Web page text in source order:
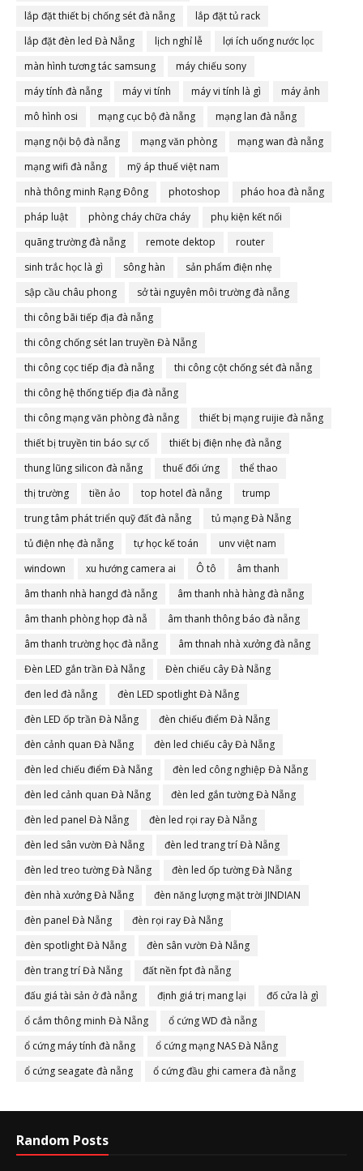
lắp đặt thiết bị chống sét đà nẵng
lắp đặt tủ rack
lắp đặt đèn led Đà Nẵng
lịch nghỉ lễ
lợi ích uống nước lọc
màn hình tương tác samsung
máy chiếu sony
máy tính đà nẵng
máy vi tính máy vi tính là gì
máy ảnh
mô hình osi
mạng cục bộ đà nẵng
mạng lan đà nẵng
mạng nội bộ đà nẵng
mạng văn phòng
mạng wan đà nẵng
mạng wifi đà nẵng
mỹ áp thuế việt nam
nhà thông minh Rạng Đông
photoshop
pháo hoa đà nẵng
pháp luật
phòng cháy chữa cháy
phụ kiện kết nối
quãng trường đà nẵng
remote dektop
router
sinh trắc học là gì
sông hàn
sản phẩm điện nhẹ
sập cầu châu phong
sở tài nguyên môi trường đà nẵng
thi công bãi tiếp địa đà nẵng
thi công chống sét lan truyền Đà Nẵng
thi công cọc tiếp địa đà nẵng
thi công cột chống sét đà nẵng
thi công hệ thống tiếp địa đà nẵng
thi công mạng văn phòng đà nẵng
thiết bị mạng ruijie đà nẵng
thiết bị truyền tin báo sự cố
thiết bị điện nhẹ đà nẵng
thung lũng silicon đà nẵng
thuế đối ứng
thể thao
thị trường
tiền ảo top hotel đà nẵng
trump
trung tâm phát triển quỹ đất đà nẵng
tủ mạng Đà Nẵng
tủ điện nhẹ đà nẵng
tự học kế toán
unv việt nam
windown
xu hướng camera ai Ô tô
âm thanh
âm thanh nhà hangd đà nẵng
âm thanh nhà hàng đà nẵng
âm thanh phòng họp đà nẵ
âm thanh thông báo đà nẵng
âm thanh trường học đà nẵng
âm thnah nhà xưởng đà nẵng
Đèn LED gắn trần Đà Nẵng
Đèn chiếu cây Đà Nẵng
đen led đà nẵng
đèn LED spotlight Đà Nẵng
đèn LED ốp trần Đà Nẵng
đèn chiếu điểm Đà Nẵng
đèn cảnh quan Đà Nẵng
đèn led chiếu cây Đà Nẵng
đèn led chiếu điểm Đà Nẵng
đèn led công nghiệp Đà Nẵng
đèn led cảnh quan Đà Nẵng
đèn led gắn tường Đà Nẵng
đèn led panel Đà Nẵng
đèn led rọi ray Đà Nẵng
đèn led sân vườn Đà Nẵng
đèn led trang trí Đà Nẵng
đèn led treo tường Đà Nẵng
đèn led ốp tường Đà Nẵng
đèn nhà xưởng Đà Nẵng
đèn năng lượng mặt trời JINDIAN
đèn panel Đà Nẵng
đèn rọi ray Đà Nẵng
đèn spotlight Đà Nẵng
đèn sân vườn Đà Nẵng
đèn trang trí Đà Nẵng
đất nền fpt đà nẵng
đấu giá tài sản ở đà nẵng
định giá trị mang lại
đố cửa là gì
ổ cắm thông minh Đà Nẵng
ổ cứng WD đà nẵng
ổ cứng máy tính đà nẵng
ổ cứng mạng NAS Đà Nẵng
ổ cứng seagate đà nẵng
ổ cứng đầu ghi camera đà nẵng
Random Posts